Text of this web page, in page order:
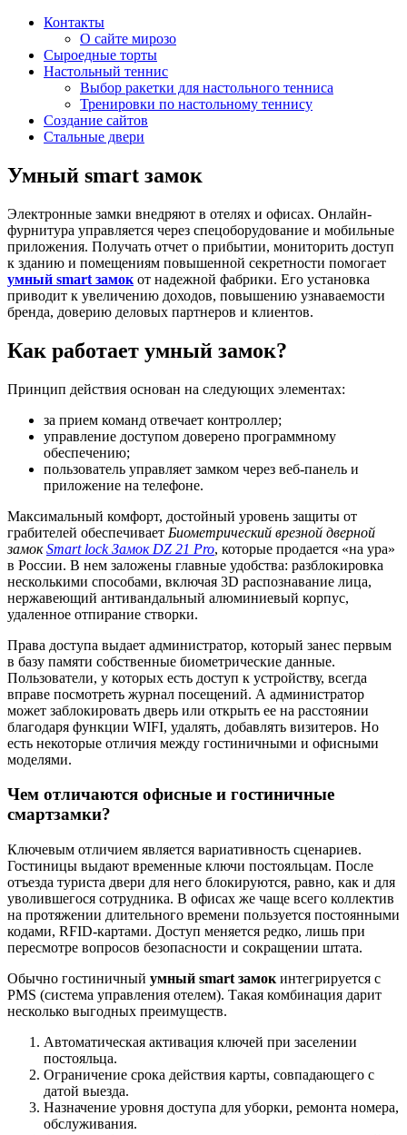
Контакты
О сайте мирозо
Сыроедные торты
Настольный теннис
Выбор ракетки для настольного тенниса
Тренировки по настольному теннису
Создание сайтов
Стальные двери
Умный smart замок
Электронные замки внедряют в отелях и офисах. Онлайн-
фурнитура управляется через спецоборудование и мобильные
приложения. Получать отчет о прибытии, мониторить доступ
к зданию и помещениям повышенной секретности помогает
умный smart замок от надежной фабрики. Его установка
приводит к увеличению доходов, повышению узнаваемости
бренда, доверию деловых партнеров и клиентов.
Как работает умный замок?
Принцип действия основан на следующих элементах:
за прием команд отвечает контроллер;
управление доступом доверено программному
обеспечению;
пользователь управляет замком через веб-панель и
приложение на телефоне.
Максимальный комфорт, достойный уровень защиты от
грабителей обеспечивает Биометрический врезной дверной
замокSmart lock Замок DZ 21 Pro, которые продается «на ура»
в России. В нем заложены главные удобства: разблокировка
несколькими способами, включая 3D распознавание лица,
нержавеющий антивандальный алюминиевый корпус,
удаленное отпирание створки.
Права доступа выдает администратор, который занес первым
в базу памяти собственные биометрические данные.
Пользователи, у которых есть доступ к устройству, всегда
вправе посмотреть журнал посещений. А администратор
может заблокировать дверь или открыть ее на расстоянии
благодаря функции WIFI, удалять, добавлять визитеров. Но
есть некоторые отличия между гостиничными и офисными
моделями.
Чем отличаются офисные и гостиничные
смартзамки?
Ключевым отличием является вариативность сценариев.
Гостиницы выдают временные ключи постояльцам. После
отъезда туриста двери для него блокируются, равно, как и для
уволившегося сотрудника. В офисах же чаще всего коллектив
на протяжении длительного времени пользуется постоянными
кодами, RFID-картами. Доступ меняется редко, лишь при
пересмотре вопросов безопасности и сокращении штата.
Обычно гостиничный умный smart замок интегрируется с
PMS (система управления отелем). Такая комбинация дарит
несколько выгодных преимуществ.
Автоматическая активация ключей при заселении
постояльца.
Ограничение срока действия карты, совпадающего с
датой выезда.
Назначение уровня доступа для уборки, ремонта номера,
обслуживания.